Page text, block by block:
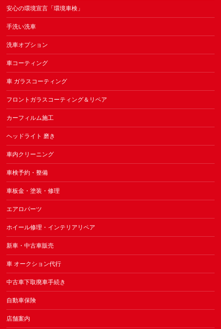
安心の環境宣言「環境車検」
手洗い洗車
洗車オプション
車コーティング
車 ガラスコーティング
フロントガラスコーティング＆リペア
カーフィルム施工
ヘッドライト 磨き
車内クリーニング
車検予約・整備
車板金・塗装・修理
エアロパーツ
ホイール修理・インテリアリペア
新車・中古車販売
車 オークション代行
中古車下取廃車手続き
自動車保険
店舗案内